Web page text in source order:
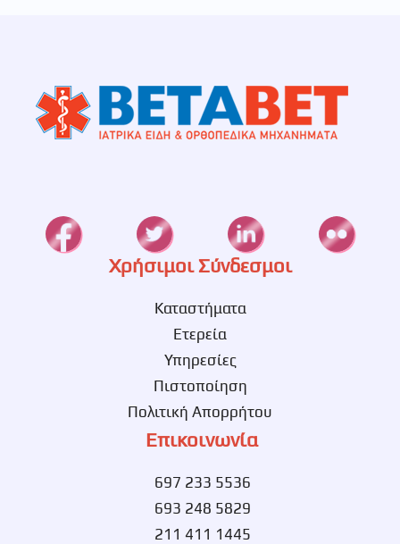
Χρήσιμοι Σύνδεσμοι
Καταστήματα
Ετερεία
Υπηρεσίες
Πιστοποίηση
Πολιτική Απορρήτου
Επικοινωνία
697 233 5536
693 248 5829
211 411 1445